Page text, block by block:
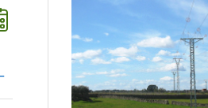
i18n.web.accesibilidad.desplegar